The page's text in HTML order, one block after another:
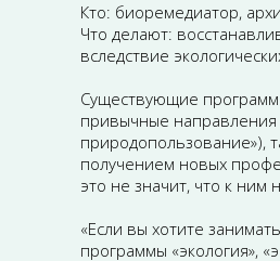
Кто: биоремедиатор,
Что делают:
вследствие
Существующие
привычные
природопользование»),
получением новых
это не значит, что к ним
«Если вы хотите
программы «экология»,